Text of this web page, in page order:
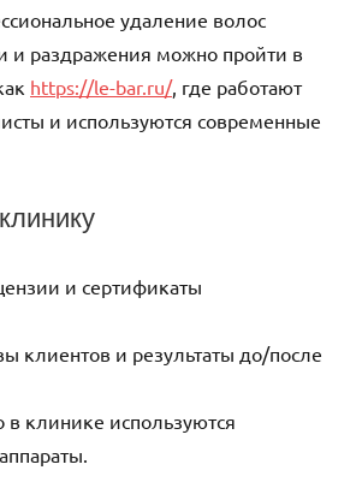
удаление волос
и раздражения можно пройти в
https://le-bar.ru/, где работают
и используются современные
и сертификаты
клиентов и результаты до/после
в клинике используются